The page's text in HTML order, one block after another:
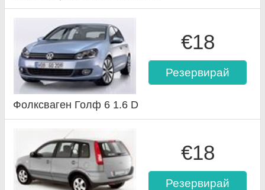
€18
Резервирай
Фолксваген Голф 6 1.6 D
€18
Резервирай